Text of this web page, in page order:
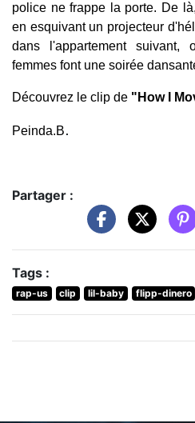
police ne frappe la porte. De
en esquivant un projecteur
dans l'appartement
femmes font une soirée
Découvrez le clip de "How I
Peinda.B.
Partager :
Tags :
rap-us clip lil-baby flipp-dinero